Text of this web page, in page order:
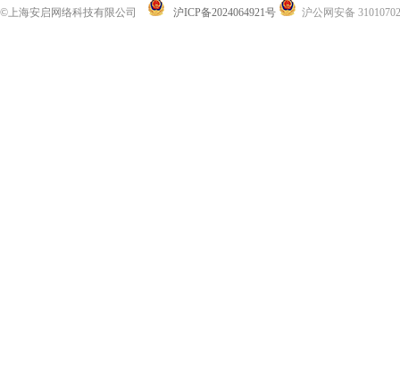
©上海安启网络科技有限公司 沪ICP备2024064921号 沪公网安备